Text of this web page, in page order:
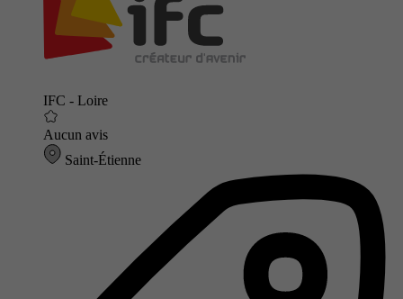
IFC - Loire
Aucun avis
Saint-Étienne